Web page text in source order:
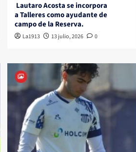
Lautaro Acosta se incorpora
a Talleres como ayudante de
campo de la Reserva.
La1913 13 julio, 2026 0